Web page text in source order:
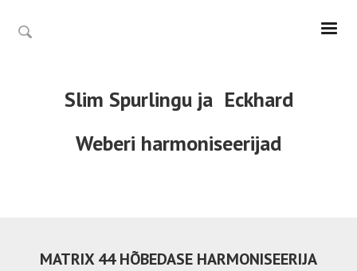
Slim Spurlingu ja Eckhard
Weberi harmoniseerijad
MATRIX 44 HÕBEDASE HARMONISEERIJA